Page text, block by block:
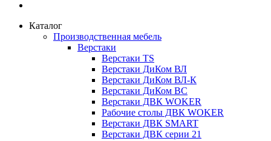
Каталог
Производственная мебель
Верстаки
Верстаки TS
Верстаки ДиКом ВЛ
Верстаки ДиКом ВЛ-К
Верстаки ДиКом ВС
Верстаки ДВК WOKER
Рабочие столы ДВК WOKER
Верстаки ДВК SMART
Верстаки ДВК серии 21